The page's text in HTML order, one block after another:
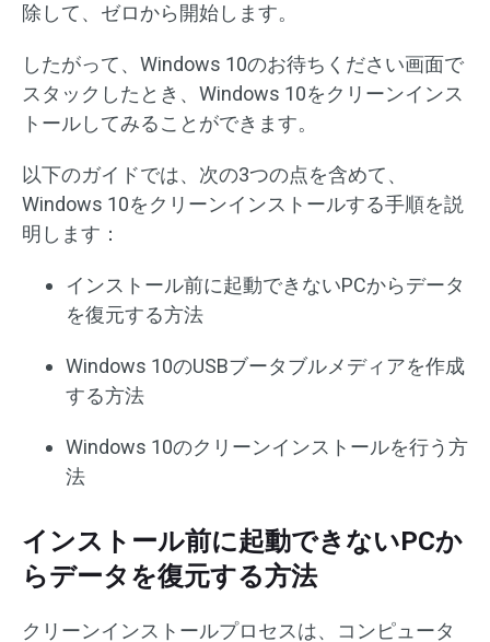
除して、ゼロから開始します。
したがって、Windows 10のお待ちください画面で
スタックしたとき、Windows 10をクリーンインス
トールしてみることができます。
以下のガイドでは、次の3つの点を含めて、
Windows 10をクリーンインストールする手順を説
明します：
インストール前に起動できないPCからデータ
を復元する方法
Windows 10のUSBブータブルメディアを作成
する方法
Windows 10のクリーンインストールを行う方
法
インストール前に起動できないPCか
らデータを復元する方法
クリーンインストールプロセスは、コンピュータ